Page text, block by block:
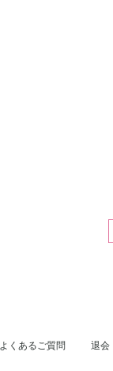
よくあるご質問 退会